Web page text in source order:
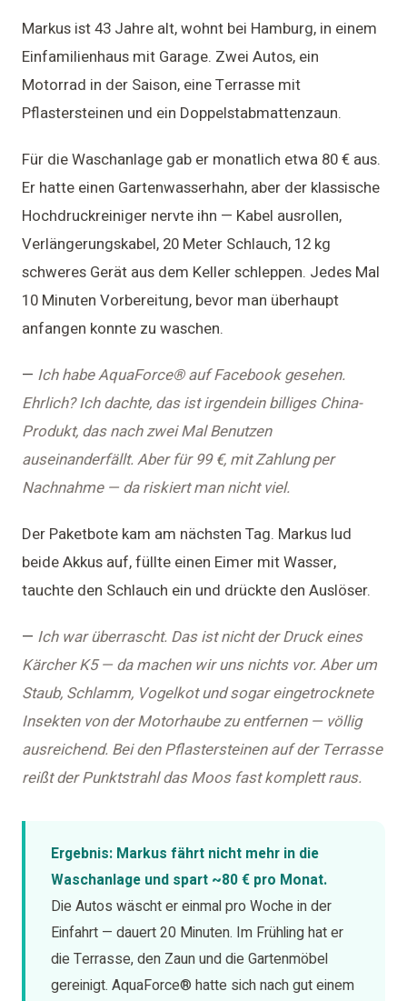
Markus ist 43 Jahre alt, wohnt bei Hamburg, in einem
Einfamilienhaus mit Garage. Zwei Autos, ein
Motorrad in der Saison, eine Terrasse mit
Pflastersteinen und ein Doppelstabmattenzaun.
Für die Waschanlage gab er monatlich etwa 80 € aus.
Er hatte einen Gartenwasserhahn, aber der klassische
Hochdruckreiniger nervte ihn — Kabel ausrollen,
Verlängerungskabel, 20 Meter Schlauch, 12 kg
schweres Gerät aus dem Keller schleppen. Jedes Mal
10 Minuten Vorbereitung, bevor man überhaupt
anfangen konnte zu waschen.
— Ich habe AquaForce® auf Facebook gesehen.
Ehrlich? Ich dachte, das ist irgendein billiges China-
Produkt, das nach zwei Mal Benutzen
auseinanderfällt. Aber für 99 €, mit Zahlung per
Nachnahme — da riskiert man nicht viel.
Der Paketbote kam am nächsten Tag. Markus lud
beide Akkus auf, füllte einen Eimer mit Wasser,
tauchte den Schlauch ein und drückte den Auslöser.
— Ich war überrascht. Das ist nicht der Druck eines
Kärcher K5 — da machen wir uns nichts vor. Aber um
Staub, Schlamm, Vogelkot und sogar eingetrocknete
Insekten von der Motorhaube zu entfernen — völlig
ausreichend. Bei den Pflastersteinen auf der Terrasse
reißt der Punktstrahl das Moos fast komplett raus.
Ergebnis: Markus fährt nicht mehr in die
Waschanlage und spart ~80 € pro Monat.
Die Autos wäscht er einmal pro Woche in der
Einfahrt — dauert 20 Minuten. Im Frühling hat er
die Terrasse, den Zaun und die Gartenmöbel
gereinigt. AquaForce® hatte sich nach gut einem